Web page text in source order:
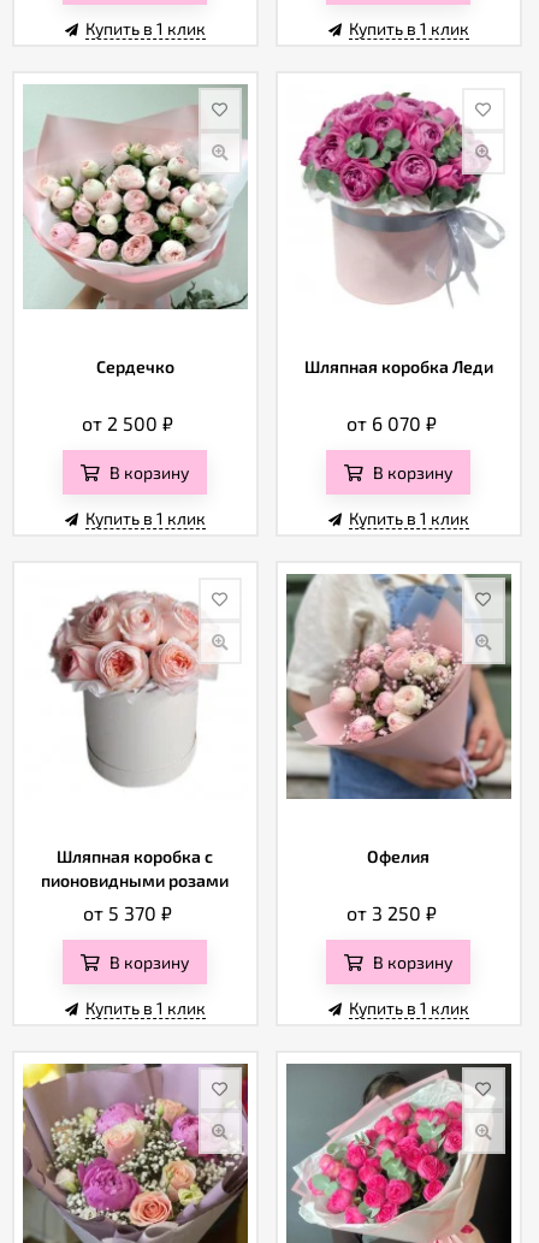
Купить в 1 клик Купить в 1 клик
Сердечко
от 2 500₽
В корзину
Купить в 1 клик
Шляпная коробка Леди
от 6 070 ₽
В корзину
Купить в 1 клик
Шляпная коробка с
пионовидными розами
от 5 370₽
В корзину
Купить в 1 клик
Офелия
от 3 250 ₽
В корзину
Купить в 1 клик